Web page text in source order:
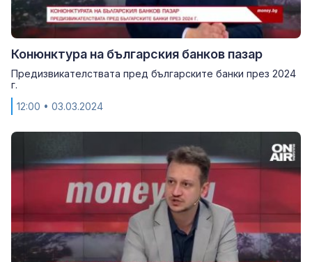
Конюнктура на българския банков пазар
Предизвикателствата пред българските банки през 2024
г.
12:00 • 03.03.2024